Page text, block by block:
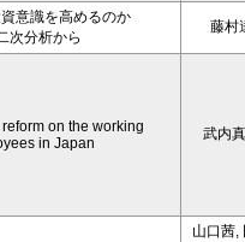
意識を高めるのか
次分析から
藤村
on the working
in Japan
武内
山口茜,